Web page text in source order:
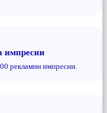
импресии
рекламни импресии.